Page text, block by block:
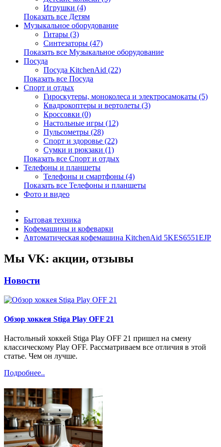
Игрушки (4)
Показать все Детям
Музыкальное оборудование
Гитары (3)
Синтезаторы (47)
Показать все Музыкальное оборудование
Посуда
Посуда KitchenAid (22)
Показать все Посуда
Спорт и отдых
Гироскутеры, моноколеса и электросамокаты (5)
Квадрокоптеры и вертолеты (3)
Кроссовки (0)
Настольные игры (12)
Пульсометры (28)
Спорт и здоровье (22)
Сумки и рюкзаки (1)
Показать все Спорт и отдых
Телефоны и планшеты
Телефоны и смартфоны (4)
Показать все Телефоны и планшеты
Фото и видео
Бытовая техника
Кофемашины и кофеварки
Автоматическая кофемашина KitchenAid 5KES6551EJP
Мы VK: акции, отзывы
Новости
Обзор хоккея Stiga Play OFF 21
Настольный хоккей Stiga Play OFF 21 пришел на смену
классическому Play OFF. Рассматриваем все отличия в этой
статье. Чем он лучше.
Подробнее..